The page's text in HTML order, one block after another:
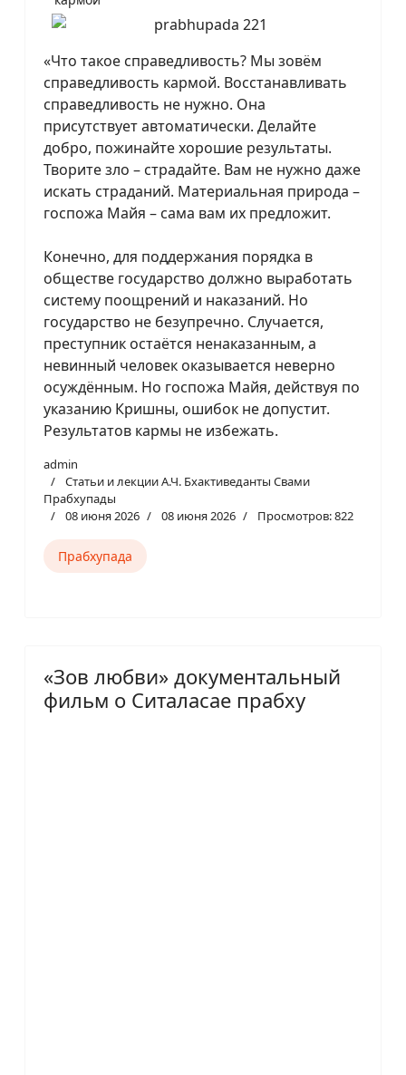
«Что такое справедливость? Мы зовём
справедливость кармой. Восстанавливать
справедливость не нужно. Она
присутствует автоматически. Делайте
добро, пожинайте хорошие результаты.
Творите зло – страдайте. Вам не нужно даже
искать страданий. Материальная природа –
госпожа Майя – сама вам их предложит.
Конечно, для поддержания порядка в
обществе государство должно выработать
систему поощрений и наказаний. Но
государство не безупречно. Случается,
преступник остаётся ненаказанным, а
невинный человек оказывается неверно
осуждённым. Но госпожа Майя, действуя по
указанию Кришны, ошибок не допустит.
Результатов кармы не избежать.
admin
Статьи и лекции А.Ч. Бхактиведанты Свами
Прабхупады
08 июня 2026
08 июня 2026 Просмотров: 822
Прабхупада
«Зов любви» документальный
фильм о Ситаласае прабху